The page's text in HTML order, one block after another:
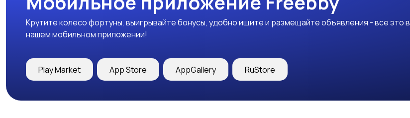
Крутите колесо фортуны, выигрывайте бонусы, удобно ищите и размещайте объявления - все это в
нашем мобильном приложении!
Play Market App Store AppGallery RuStore